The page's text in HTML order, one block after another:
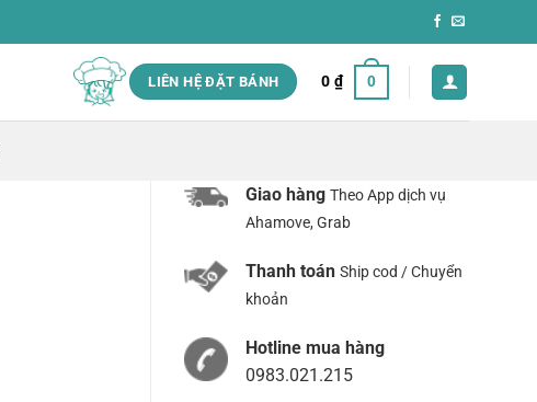
LIÊN HỆ ĐẶT BÁNH 0 ₫ 0
Giao hàng Theo App dịch vụ
Ahamove, Grab
Thanh toán Ship cod / Chuyển
khoản
Hotline mua hàng
0983.021.215